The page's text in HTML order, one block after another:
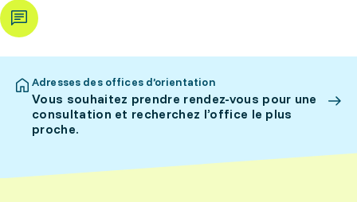
Adresses des offices d’orientation
Vous souhaitez prendre rendez-vous pour une
consultation et recherchez l’office le plus
proche.